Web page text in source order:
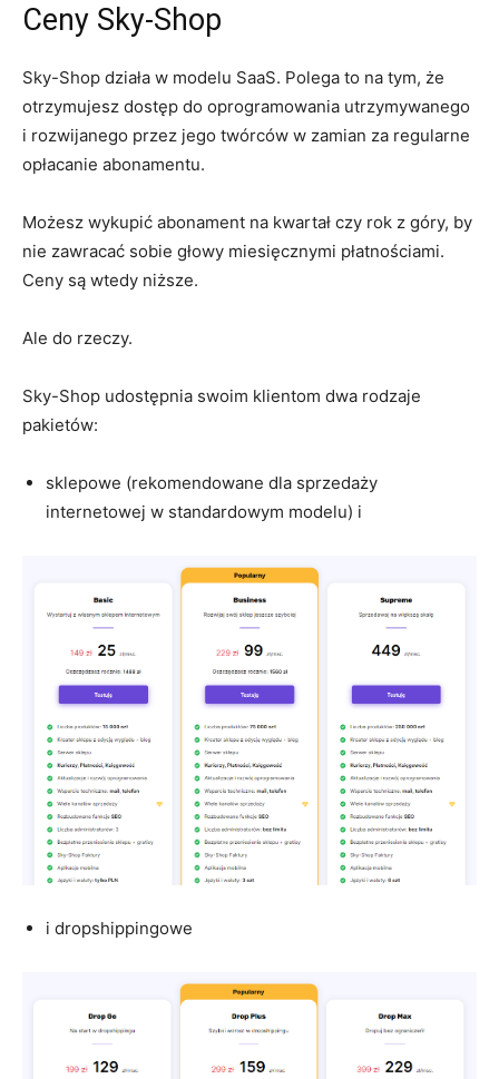
Ceny Sky-Shop
Sky-Shop działa w modelu SaaS. Polega to na tym, że
otrzymujesz dostęp do oprogramowania utrzymywanego
i rozwijanego przez jego twórców w zamian za regularne
opłacanie abonamentu.
Możesz wykupić abonament na kwartał czy rok z góry, by
nie zawracać sobie głowy miesięcznymi płatnościami.
Ceny są wtedy niższe.
Ale do rzeczy.
Sky-Shop udostępnia swoim klientom dwa rodzaje
pakietów:
sklepowe (rekomendowane dla sprzedaży
internetowej w standardowym modelu) i
i dropshippingowe